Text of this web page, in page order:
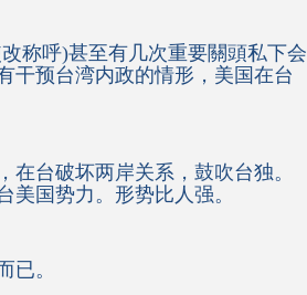
称呼)甚至有几次重要關頭私下会
干预台湾内政的情形，美国在台
台破坏两岸关系，鼓吹台独。
国势力。形势比人强。
已。